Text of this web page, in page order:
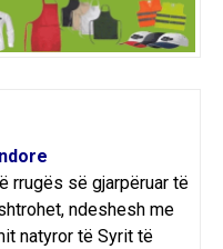
rrugës së gjarpëruar të
ndeshesh me
natyror të Syrit të